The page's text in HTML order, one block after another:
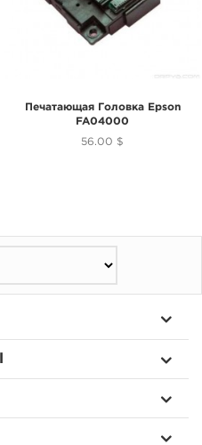
Печатающая Головка Epson
FA04000
56.00 $